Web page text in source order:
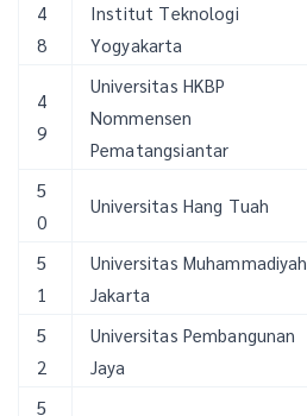
4
8
Institut Teknologi
Yogyakarta
4
9
Universitas HKBP
Nommensen
Pematangsiantar
5
0
Universitas Hang Tuah
5
1
Universitas Muhammadiyah
Jakarta
5
2
Universitas Pembangunan
Jaya
5